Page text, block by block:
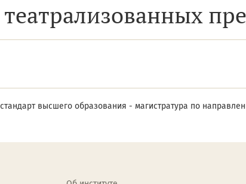
высшего образования - магистратура по